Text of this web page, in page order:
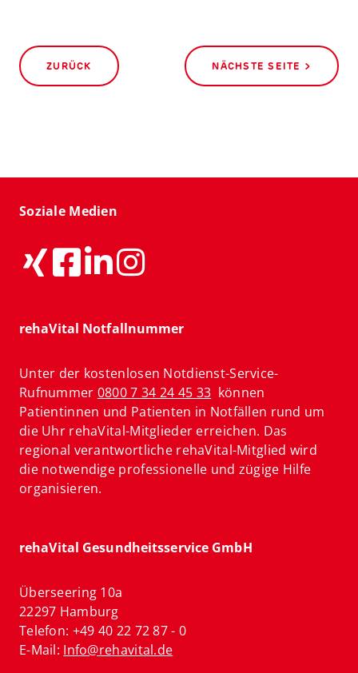
ZURÜCK NÄCHSTE SEITE >
Soziale Medien
rehaVital Notfallnummer
Unter der kostenlosen Notdienst-Service-
Rufnummer 0800 7 34 24 45 33 können
Patientinnen und Patienten in Notfällen rund um
die Uhr rehaVital-Mitglieder erreichen. Das
regional verantwortliche rehaVital-Mitglied wird
die notwendige professionelle und zügige Hilfe
organisieren.
rehaVital Gesundheitsservice GmbH
Überseering 10a
22297 Hamburg
Telefon: +49 40 22 72 87 - 0
E-Mail: Info@rehavital.de